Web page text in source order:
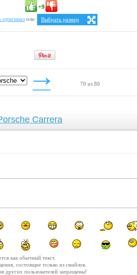
+9
оригинал или
Выбрать размер
Ваше разрешение:Не определено
1152x864
1280x960
70 из 80
Carrera
как обычный текст.
состоящие только из смайлов.
других пользователей запрещены!